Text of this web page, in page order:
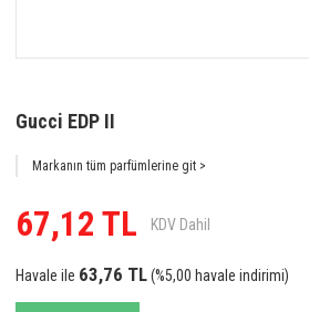
Gucci EDP II
Markanın tüm parfümlerine git >
67,12 TL KDV Dahil
Havale ile 63,76 TL(%5,00 havale indirimi)